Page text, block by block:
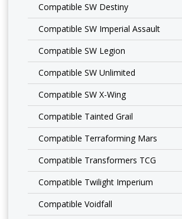
Compatible SW Destiny
Compatible SW Imperial Assault
Compatible SW Legion
Compatible SW Unlimited
Compatible SW X-Wing
Compatible Tainted Grail
Compatible Terraforming Mars
Compatible Transformers TCG
Compatible Twilight Imperium
Compatible Voidfall